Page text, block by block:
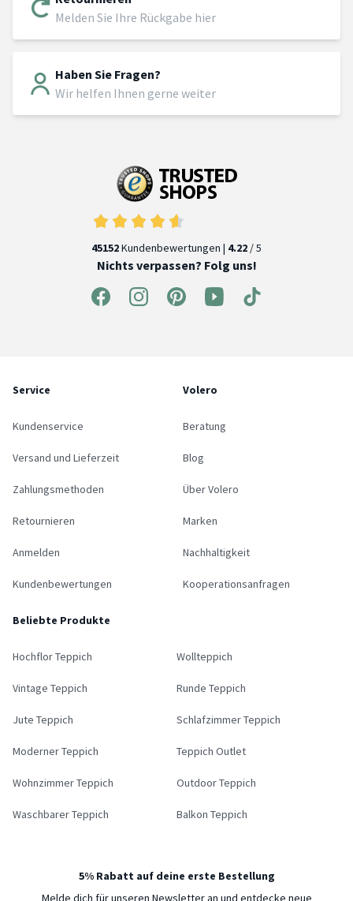
Melden Sie Ihre Rückgabe hier
Haben Sie Fragen?
Wir helfen Ihnen gerne weiter
45152Kundenbewertungen | 4.22 / 5
Nichts verpassen? Folg uns!
Service
Kundenservice
Versand und Lieferzeit
Zahlungsmethoden
Retournieren
Anmelden
Kundenbewertungen
Volero
Beratung
Blog
Über Volero
Marken
Nachhaltigkeit
Kooperationsanfragen
Beliebte Produkte
Hochflor Teppich Wollteppich
Vintage Teppich Runde Teppich
Jute Teppich Schlafzimmer Teppich
Moderner Teppich Teppich Outlet
Wohnzimmer Teppich Outdoor Teppich
Waschbarer Teppich Balkon Teppich
5% Rabatt auf deine erste Bestellung
Melde dich für unseren Newsletter an und entdecke neue